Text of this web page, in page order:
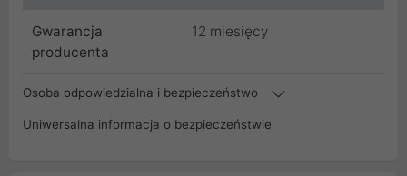
Gwarancja
producenta
12 miesięcy
Osoba odpowiedzialna i bezpieczeństwo
Uniwersalna informacja o bezpieczeństwie